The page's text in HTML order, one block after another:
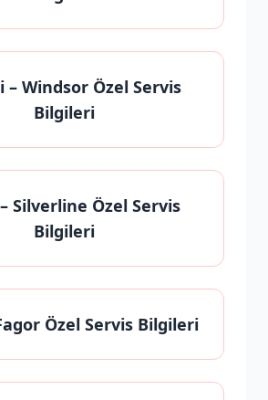
– Windsor Özel Servis
Bilgileri
– Silverline Özel Servis
Bilgileri
Özel Servis Bilgileri